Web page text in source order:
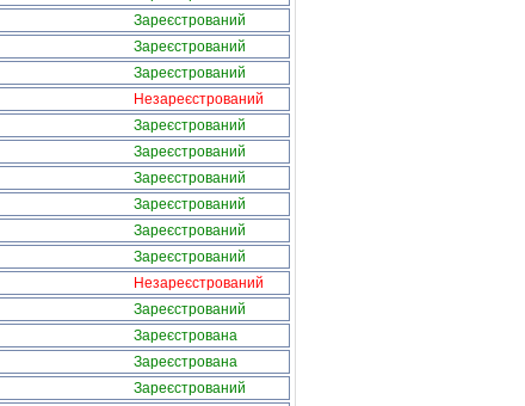
Зареєстрований
Зареєстрований
Зареєстрований
Незареєстрований
Зареєстрований
Зареєстрований
Зареєстрований
Зареєстрований
Зареєстрований
Зареєстрований
Незареєстрований
Зареєстрований
Зареєстрована
Зареєстрована
Зареєстрований